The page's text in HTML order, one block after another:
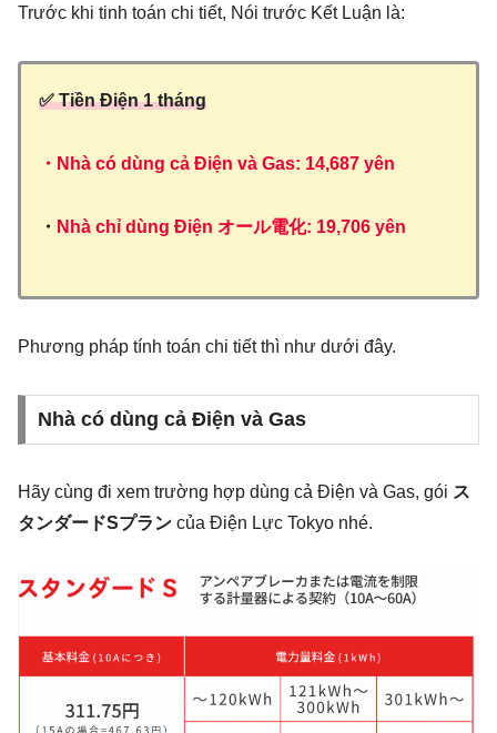
Trước khi tinh toán chi tiết, Nói trước Kết Luận là:
✅ Tiền Điện 1 tháng
・Nhà có dùng cả Điện và Gas: 14,687 yên
・ Nhà chỉ dùng Điện オール電化: 19,706 yên
Phương pháp tính toán chi tiết thì như dưới đây.
Nhà có dùng cả Điện và Gas
Hãy cùng đi xem trường hợp dùng cả Điện và Gas, gói ス
タンダードSプラン của Điện Lực Tokyo nhé.